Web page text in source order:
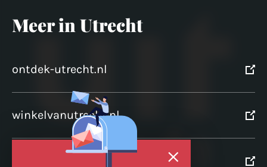
Meer in Utrecht
ontdek-utrecht.nl
winkelvanutrecht.nl